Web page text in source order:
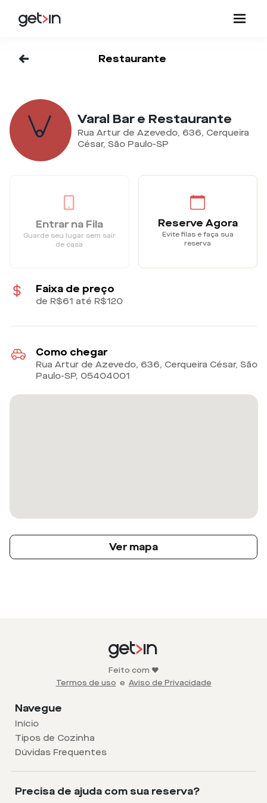
<- Restaurante
Varal Bar e Restaurante
Rua Artur de Azevedo, 636, Cerqueira
César, São Paulo-SP
Entrar na Fila
Guarde seu lugar sem sair
de casa
Reserve Agora
Evite filas e faça sua
reserva
Faixa de preço
de R$61 até R$120
Como chegar
Rua Artur de Azevedo, 636, Cerqueira César, São
Paulo-SP, 05404001
Ver mapa
Feito com ❤️
Termos de uso e Aviso de Privacidade
Navegue
Início
Tipos de Cozinha
Dúvidas Frequentes
Precisa de ajuda com sua reserva?